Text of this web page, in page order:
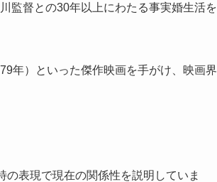
監督との30年以上にわたる事実婚生活を
年）といった傑作映画を手がけ、映画界
表現で現在の関係性を説明していま